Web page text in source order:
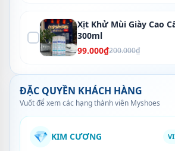
Xịt Khử Mùi Giày Cao
300ml
99.000₫200.000₫
ĐẶC QUYỀN KHÁCH HÀNG
Vuốt để xem các hạng thành viên Myshoes
💎 KIM CƯƠNG